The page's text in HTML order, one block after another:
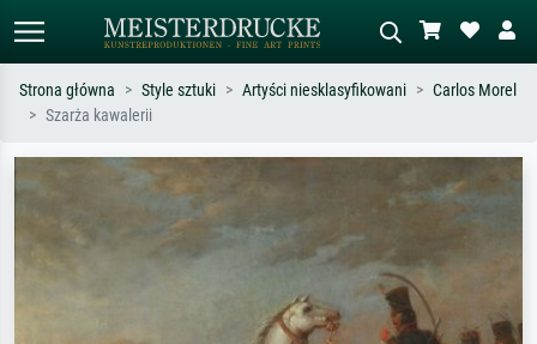
Szukaj wg artysty, tytułu lub stylu – np.
Monet, Gwiaździsta noc,
impresjonizm, fala Hokusaia, akt.
Opisz scenę – np. zielona łąka,
abstrakcja z czerwienią, ciemny olej,
stojący akt obok drzewa.
Strona główna Style sztuki Artyści niesklasyfikowani
Carlos Morel
Szarża kawalerii